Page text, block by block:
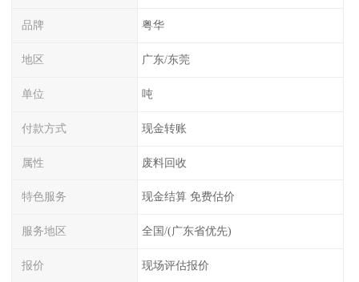
品牌 粤华
地区 广东/东莞
单位 吨
付款方式 现金转账
属性 废料回收
特色服务 现金结算 免费估价
服务地区 全国/(广东省优先)
报价 现场评估报价